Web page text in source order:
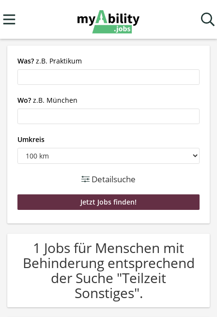
Was? z.B. Praktikum
Wo? z.B. München
Umkreis
Detailsuche
1 Jobs für Menschen mit
Behinderung entsprechend
der Suche "Teilzeit
Sonstiges".